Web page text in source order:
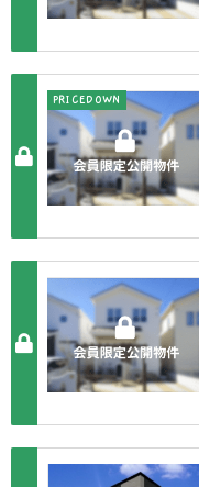
PRICEDOWN